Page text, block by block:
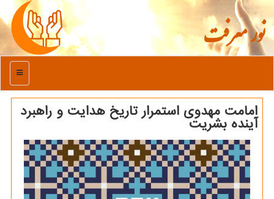
نور معرفت
منو
امامت مهدوی استمرار تاریخ هدایت و راهبرد
آینده بشریت